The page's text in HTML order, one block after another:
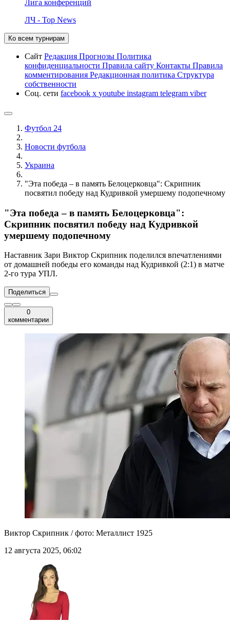
Лига конференций
ЛЧ - Top News
Ко всем турнирам
Сайт Редакция Прогнозы Политика
конфиденциальности Правила сайту Контакты Правила
комментирования Редакционная политика Структура
собственности
Соц. сети facebook x youtube instagram telegram viber
Футбол 24
Новости футбола
Украина
"Эта победа – в память Белоцерковца": Скрипник
посвятил победу над Кудривкой умершему подопечному
"Эта победа – в память Белоцерковца":
Скрипник посвятил победу над Кудривкой
умершему подопечному
Наставник Зари Виктор Скрипник поделился впечатлениями
от домашней победы его команды над Кудривкой (2:1) в матче
2-го тура УПЛ.
Поделиться
0
комментарии
Виктор Скрипник / фото: Металлист 1925
12 августа 2025, 06:02